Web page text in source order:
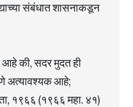
संबंधात शासनाकडून
की, सदर मुदत ही
अत्यावश्यक आहे;
१९६६ (१९६६ महा. ४१)